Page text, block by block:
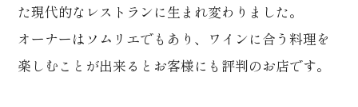
た現代的なレストランに生まれ変わりました。
オーナーはソムリエでもあり、ワインに合う料理を
楽しむことが出来るとお客様にも評判のお店です。